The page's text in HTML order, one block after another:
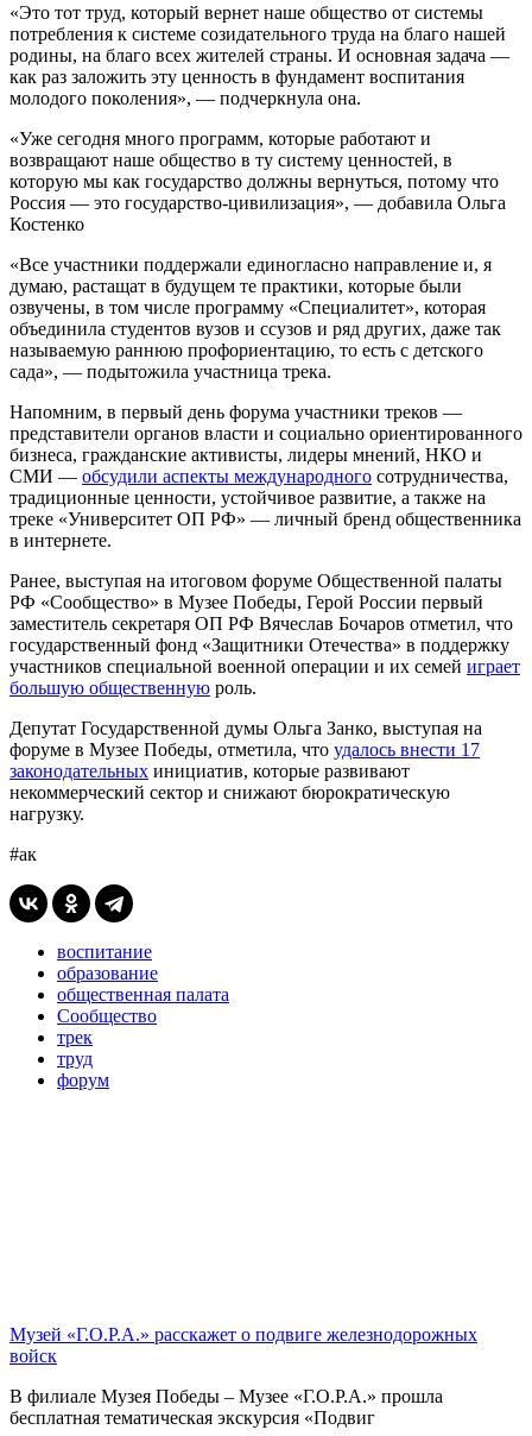
«Это тот труд, который вернет наше общество от системы
потребления к системе созидательного труда на благо нашей
родины, на благо всех жителей страны. И основная задача —
как раз заложить эту ценность в фундамент воспитания
молодого поколения», — подчеркнула она.
«Уже сегодня много программ, которые работают и
возвращают наше общество в ту систему ценностей, в
которую мы как государство должны вернуться, потому что
Россия — это государство-цивилизация», — добавила Ольга
Костенко
«Все участники поддержали единогласно направление и, я
думаю, растащат в будущем те практики, которые были
озвучены, в том числе программу «Специалитет», которая
объединила студентов вузов и ссузов и ряд других, даже так
называемую раннюю профориентацию, то есть с детского
сада», — подытожила участница трека.
Напомним, в первый день форума участники треков —
представители органов власти и социально ориентированного
бизнеса, гражданские активисты, лидеры мнений, НКО и
СМИ — обсудили аспекты международного сотрудничества,
традиционные ценности, устойчивое развитие, а также на
треке «Университет ОП РФ» — личный бренд общественника
в интернете.
Ранее, выступая на итоговом форуме Общественной палаты
РФ «Сообщество» в Музее Победы, Герой России первый
заместитель секретаря ОП РФ Вячеслав Бочаров отметил, что
государственный фонд «Защитники Отечества» в поддержку
участников специальной военной операции и их семей играет
большую общественную роль.
Депутат Государственной думы Ольга Занко, выступая на
форуме в Музее Победы, отметила, что удалось внести 17
законодательных инициатив, которые развивают
некоммерческий сектор и снижают бюрократическую
нагрузку.
#ак
воспитание
образование
общественная палата
Сообщество
трек
труд
форум
Музей «Г.О.Р.А.» расскажет о подвиге железнодорожных
войск
В филиале Музея Победы – Музее «Г.О.Р.А.» прошла
бесплатная тематическая экскурсия «Подвиг